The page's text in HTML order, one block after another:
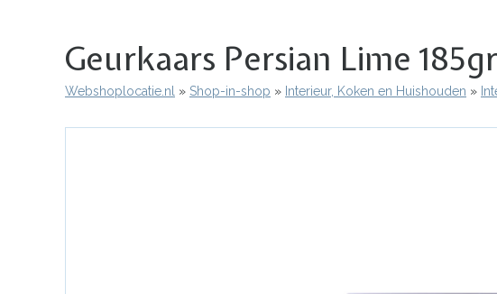
Geurkaars Persian Lime
Kruimelpad
Webshoplocatie.nl Shop-in-shop Interieur, Koken en Huishouden